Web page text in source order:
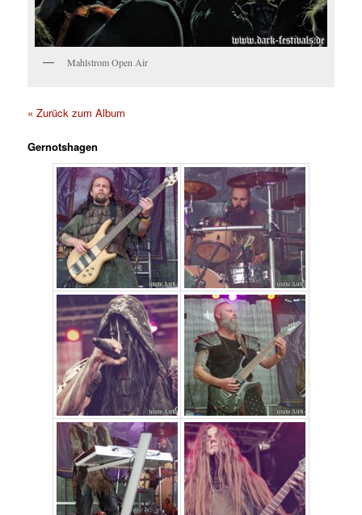
Mahlstrom Open Air
« Zurück zum Album
Gernotshagen